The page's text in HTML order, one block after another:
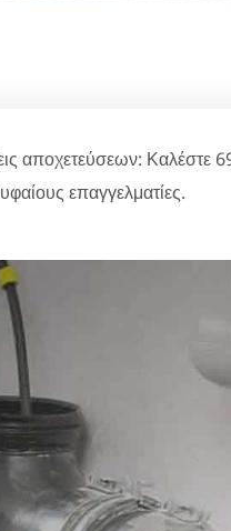
αποχετεύσεων: Καλέστε
επαγγελματίες.